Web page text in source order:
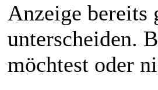
Anzeige bereits
unterscheiden.
möchtest oder